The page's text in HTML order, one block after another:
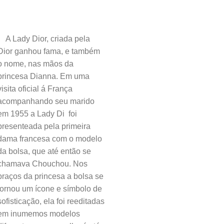
Lady Dior, criada pela
ganhou fama, e também
nome, nas mãos da
Dianna. Em uma
oficial á França
seu marido
1955 a Lady Di foi
pela primeira
francesa com o modelo
bolsa, que até então se
Chouchou. Nos
da princesa a bolsa se
um ícone e símbolo de
ela foi reeditadas
inumemos modelos